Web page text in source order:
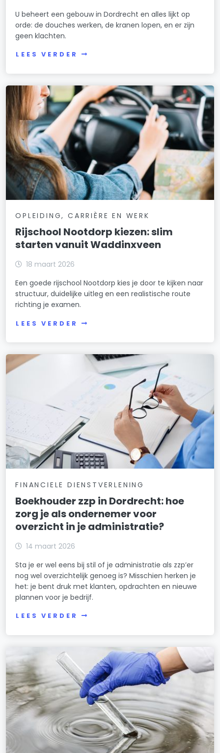
U beheert een gebouw in Dordrecht en alles lijkt op
orde: de douches werken, de kranen lopen, en er zijn
geen klachten.
LEES VERDER
OPLEIDING, CARRIÈRE EN WERK
Rijschool Nootdorp kiezen: slim
starten vanuit Waddinxveen
18 maart 2026
Een goede rijschool Nootdorp kies je door te kijken naar
structuur, duidelijke uitleg en een realistische route
richting je examen.
LEES VERDER
FINANCIELE DIENSTVERLENING
Boekhouder zzp in Dordrecht: hoe
zorg je als ondernemer voor
overzicht in je administratie?
14 maart 2026
Sta je er wel eens bij stil of je administratie als zzp’er
nog wel overzichtelijk genoeg is? Misschien herken je
het: je bent druk met klanten, opdrachten en nieuwe
plannen voor je bedrijf.
LEES VERDER